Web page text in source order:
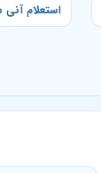
استعلام